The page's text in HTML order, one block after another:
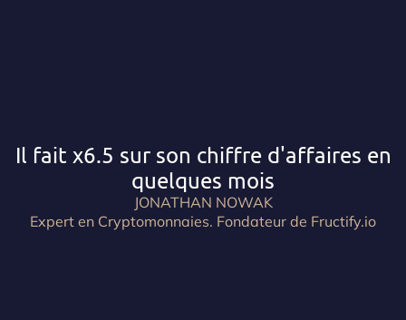
Il fait x6.5 sur son chiffre d'affaires en
quelques mois
JONATHAN NOWAK
Expert en Cryptomonnaies. Fondateur de Fructify.io